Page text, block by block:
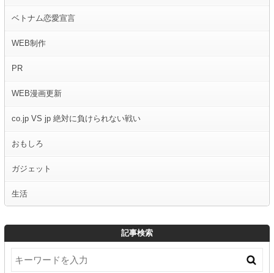
ベトナム恋愛宣言
WEB制作
PR
WEB漫画更新
co.jp VS jp 絶対に負けられない戦い
おもしろ
ガジェット
生活
記事検索